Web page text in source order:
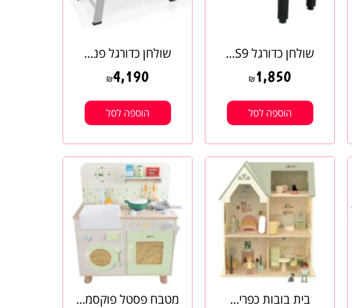
שולחן כדורגל S9...
₪ 1,850
הוספה לסל
שולחן כדורגל פנ...
₪4,190
הוספה לסל
בית בובות כפרי... מטבח פסטל פוקסמ...